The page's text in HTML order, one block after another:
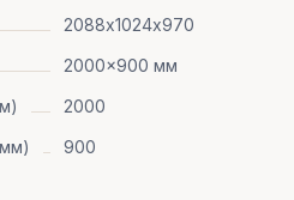
2088х1024х970
2000x900 мм
2000
900